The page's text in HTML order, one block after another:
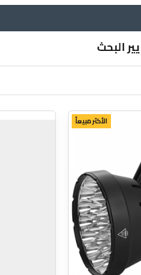
البحث
الأكثر مبيعاً